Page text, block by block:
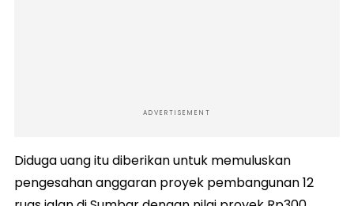
ADVERTISEMENT
Diduga uang itu diberikan untuk memuluskan
pengesahan anggaran proyek pembangunan 12